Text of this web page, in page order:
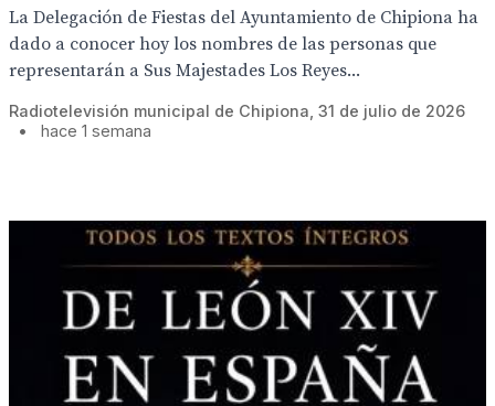
La Delegación de Fiestas del Ayuntamiento de Chipiona ha
dado a conocer hoy los nombres de las personas que
representarán a Sus Majestades Los Reyes...
Radiotelevisión municipal de Chipiona, 31 de julio de 2026
•
hace 1 semana